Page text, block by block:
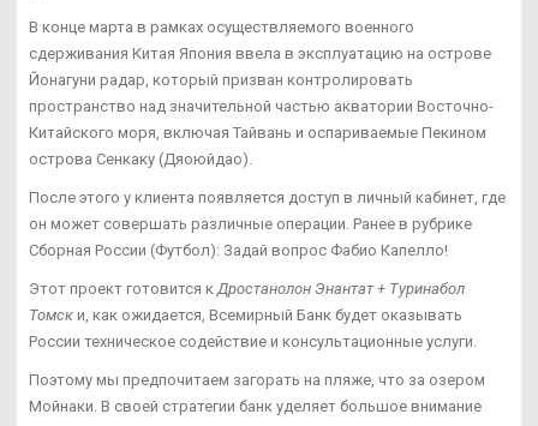
В конце марта в рамках осуществляемого военного
сдерживания Китая Япония ввела в эксплуатацию на острове
Йонагуни радар, который призван контролировать
пространство над значительной частью акватории Восточно-
Китайского моря, включая Тайвань и оспариваемые Пекином
острова Сенкаку (Дяоюйдао).
После этого у клиента появляется доступ в личный кабинет, где
он может совершать различные операции. Ранее в рубрике
Сборная России (Футбол): Задай вопрос Фабио Капелло!
Этот проект готовится кДростанолон Энантат + Туринабол
Томск и, как ожидается, Всемирный Банк будет оказывать
России техническое содействие и консультационные услуги.
Поэтому мы предпочитаем загорать на пляже, что за озером
Мойнаки. В своей стратегии банк уделяет большое внимание